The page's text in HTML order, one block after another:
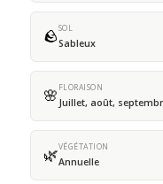
🪨SOL
Sableux
🌸 FLORAISON
Juillet, août,
🌿VÉGÉTATION
Annuelle